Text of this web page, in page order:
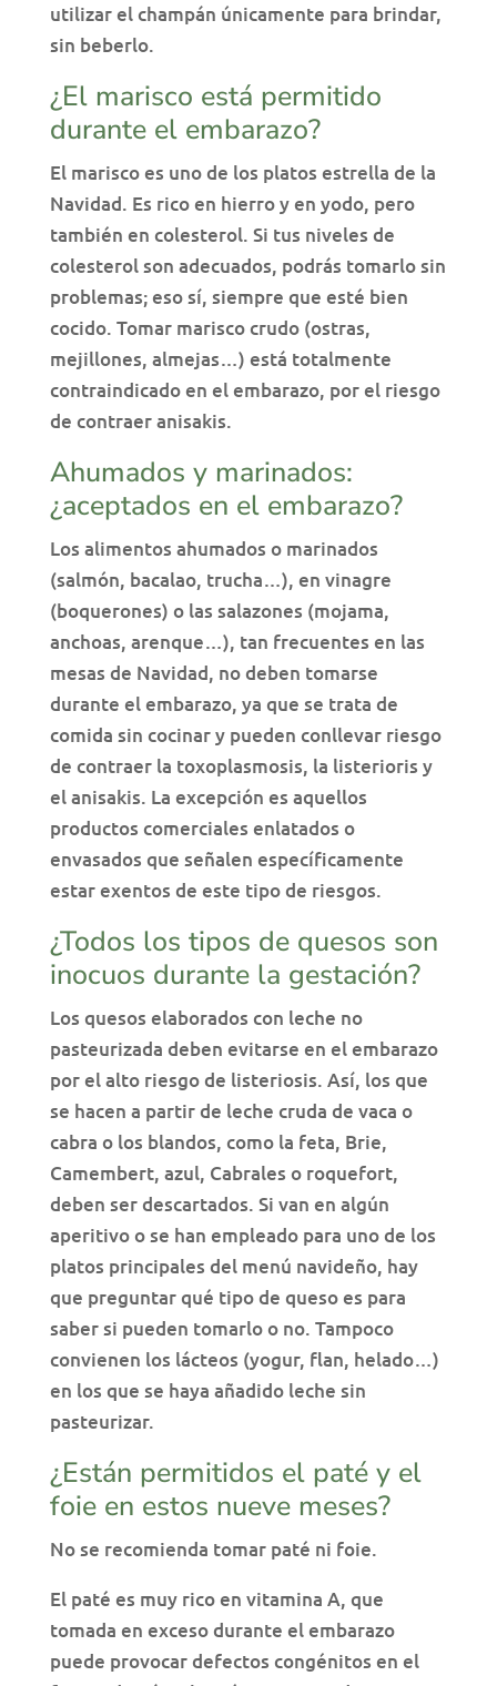
utilizar el champán únicamente para brindar,
sin beberlo.
¿El marisco está permitido
durante el embarazo?
El marisco es uno de los platos estrella de la
Navidad. Es rico en hierro y en yodo, pero
también en colesterol. Si tus niveles de
colesterol son adecuados, podrás tomarlo sin
problemas; eso sí, siempre que esté bien
cocido. Tomar marisco crudo (ostras,
mejillones, almejas…) está totalmente
contraindicado en el embarazo, por el riesgo
de contraer anisakis.
Ahumados y marinados:
¿aceptados en el embarazo?
Los alimentos ahumados o marinados
(salmón, bacalao, trucha…), en vinagre
(boquerones) o las salazones (mojama,
anchoas, arenque…), tan frecuentes en las
mesas de Navidad, no deben tomarse
durante el embarazo, ya que se trata de
comida sin cocinar y pueden conllevar riesgo
de contraer la toxoplasmosis, la listerioris y
el anisakis. La excepción es aquellos
productos comerciales enlatados o
envasados que señalen específicamente
estar exentos de este tipo de riesgos.
¿Todos los tipos de quesos son
inocuos durante la gestación?
Los quesos elaborados con leche no
pasteurizada deben evitarse en el embarazo
por el alto riesgo de listeriosis. Así, los que
se hacen a partir de leche cruda de vaca o
cabra o los blandos, como la feta, Brie,
Camembert, azul, Cabrales o roquefort,
deben ser descartados. Si van en algún
aperitivo o se han empleado para uno de los
platos principales del menú navideño, hay
que preguntar qué tipo de queso es para
saber si pueden tomarlo o no. Tampoco
convienen los lácteos (yogur, flan, helado…)
en los que se haya añadido leche sin
pasteurizar.
¿Están permitidos el paté y el
foie en estos nueve meses?
No se recomienda tomar paté ni foie.
El paté es muy rico en vitamina A, que
tomada en exceso durante el embarazo
puede provocar defectos congénitos en el